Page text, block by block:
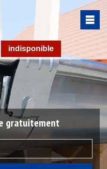
indisponible
gratuitement